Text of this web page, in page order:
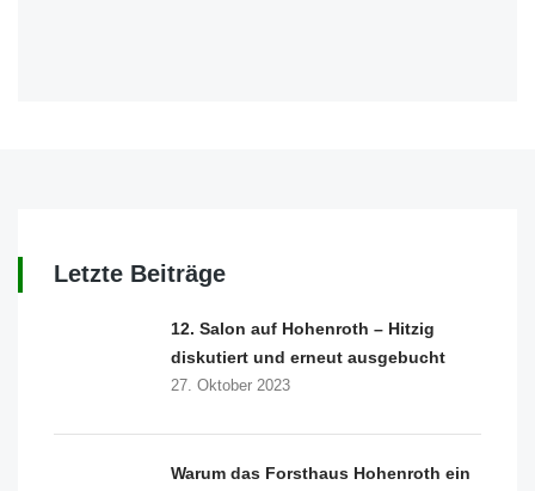
Letzte Beiträge
12. Salon auf Hohenroth – Hitzig
diskutiert und erneut ausgebucht
27. Oktober 2023
Warum das Forsthaus Hohenroth ein